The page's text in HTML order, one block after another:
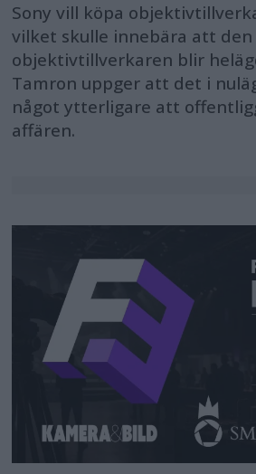
Sony vill köpa
vilket skulle innebära att den
objektivtillverkaren blir
Tamron uppger att det i
något ytterligare att
affären.